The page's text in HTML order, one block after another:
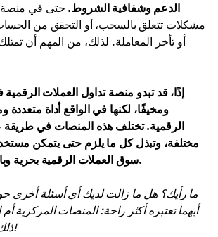
6. الدعم وشفافية الشروط. حتى في منصة
مشكلات تتعلق بالسحب، أو التحقق من
أو تأخر المعاملة. لذلك، من المهم أن
إذًا، قد تبدو منصة تداول العملات الرقمية
ومخيفًا، لكنها في الواقع أداة متعددة
الرقمية. تختلف هذه المنصات في طريقة
مختلفة، وتبذل كل ما يلزم حتى يتمكن
سوق العملات الرقمية بحرية وبالإيقاع الذي يناسبهم.
ما رأيك؟ هل ما زالت لديك أي أسئلة أخرى
أيهما تعتبره أكثر راحة: المنصات المركزية
ذلك في التعليقات أدناه!